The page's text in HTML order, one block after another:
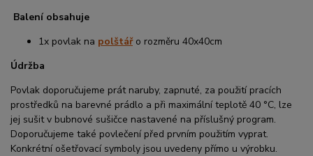
Balení obsahuje
1x povlak na polštářo rozměru 40x40cm
Údržba
Povlak doporučujeme prát naruby, zapnuté, za použití pracích
prostředků na barevné prádlo a při maximální teplotě 40 °C, lze
jej sušit v bubnové sušičce nastavené na příslušný program.
Doporučujeme také povlečení před prvním použitím vyprat.
Konkrétní ošetřovací symboly jsou uvedeny přímo u výrobku.